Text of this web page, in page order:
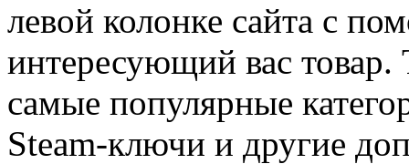
левой колонке сайта с
интересующий вас
самые популярные
Steam-ключи и другие